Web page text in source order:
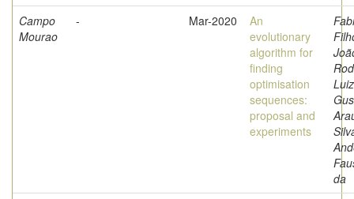
Campo
Mourao
- Mar-2020
An
evolutionary
algorithm for
finding
optimisation
sequences:
proposal and
experiments
Luiz
da